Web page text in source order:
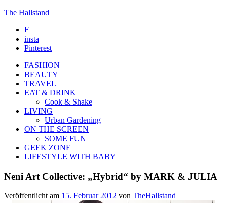
The Hallstand
F
insta
Pinterest
FASHION
BEAUTY
TRAVEL
EAT & DRINK
Cook & Shake
LIVING
Urban Gardening
ON THE SCREEN
SOME FUN
GEEK ZONE
LIFESTYLE WITH BABY
Neni Art Collective: „Hybrid“ by MARK & JULIA
Veröffentlicht am 15. Februar 2012 von TheHallstand